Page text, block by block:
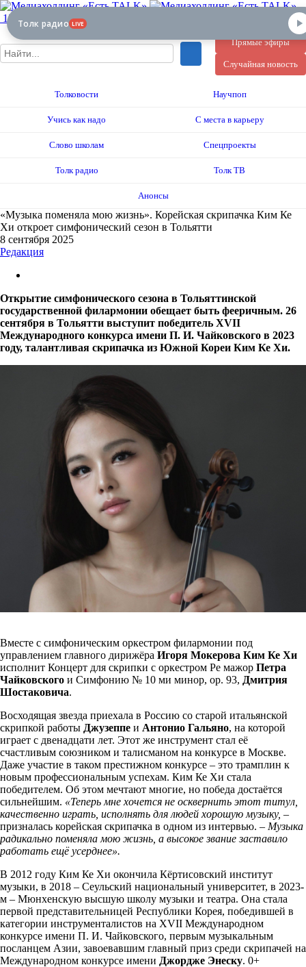
12+
Прямые эфиры
Случайная новость
Толковости Научпоп
Учись как надо С места в карьеру
Слово школам Спецпроекты
Толк радио Толк ТВ
Анонсы
«Музыка поменяла мою жизнь». Корейская скрипачка Ким Ке
Хи откроет симфонический сезон в Тольятти
8 сентября 2025
Редакция
Открытие симфонического сезона в Тольяттинской
государственной филармонии обещает быть фееричным. 26
сентября в Тольятти выступит победитель XVII
Международного конкурса имени П. И. Чайковского в 2023
году, талантливая скрипачка из Южной Кореи Ким Ке Хи.
Вместе с симфоническим оркестром филармонии под
управлением главного дирижёра Игоря Мокерова Ким Ке Хи
исполнит Концерт для скрипки с оркестром Ре мажор Петра
Чайковского и Симфонию № 10 ми минор, op. 93, Дмитрия
Шостаковича.
Восходящая звезда приехала в Россию со старой итальянской
скрипкой работы Джузеппе и Антонио Гальяно, на которой
играет с двенадцати лет. Этот же инструмент стал её
счастливым союзником и талисманом на конкурсе в Москве.
Даже участие в таком престижном конкурсе – это трамплин к
новым профессиональным успехам. Ким Ке Хи стала
победителем. Об этом мечтают многие, но победа достаётся
сильнейшим. «Теперь мне хочется не осквернить этот титул,
качественно играть, исполнять для людей хорошую музыку, –
призналась корейская скрипачка в одном из интервью. – Музыка
радикально поменяла мою жизнь, а высокое звание заставило
работать ещё усерднее».
В 2012 году Ким Ке Хи окончила Кёртисовский институт
музыки, в 2018 – Сеульский национальный университет, в 2023-
м – Мюнхенскую высшую школу музыки и театра. Она стала
первой представительницей Республики Корея, победившей в
категории инструменталистов на XVII Международном
конкурсе имени П. И. Чайковского, первым музыкальным
посланцем Азии, завоевавшим главный приз среди скрипачей на
Международном конкурсе имени Джордже Энеску. 0+
Толк радио LIVE